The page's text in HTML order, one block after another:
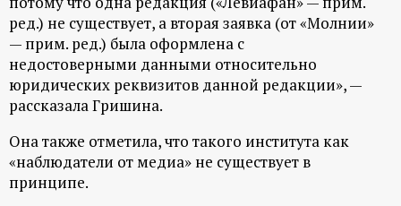
т
а
л
ред.) не существует, а вторая заявка (от «Молнии»
— прим. ред.) была оформлена с
недостоверными данными относительно
юридических реквизитов данной редакции», —
рассказала Гришина.
Она также отметила, что такого института как
«наблюдатели от медиа» не существует в
принципе.